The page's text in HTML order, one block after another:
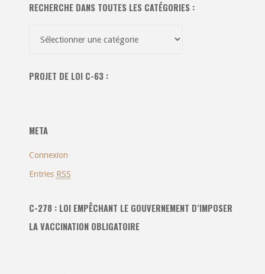
RECHERCHE DANS TOUTES LES CATÉGORIES :
les
PROJET DE LOI C-63 :
META
Connexion
Entries RSS
C-278 : LOI EMPÊCHANT LE GOUVERNEMENT D’IMPOSER
LA VACCINATION OBLIGATOIRE